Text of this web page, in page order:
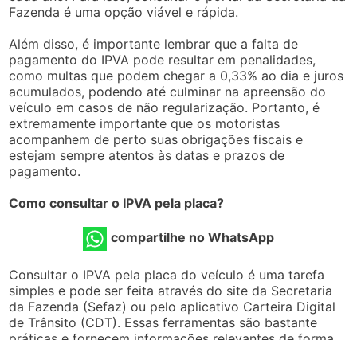
Fazenda é uma opção viável e rápida.
Além disso, é importante lembrar que a falta de
pagamento do IPVA pode resultar em penalidades,
como multas que podem chegar a 0,33% ao dia e juros
acumulados, podendo até culminar na apreensão do
veículo em casos de não regularização. Portanto, é
extremamente importante que os motoristas
acompanhem de perto suas obrigações fiscais e
estejam sempre atentos às datas e prazos de
pagamento.
Como consultar o IPVA pela placa?
compartilhe no WhatsApp
Consultar o IPVA pela placa do veículo é uma tarefa
simples e pode ser feita através do site da Secretaria
da Fazenda (Sefaz) ou pelo aplicativo Carteira Digital
de Trânsito (CDT). Essas ferramentas são bastante